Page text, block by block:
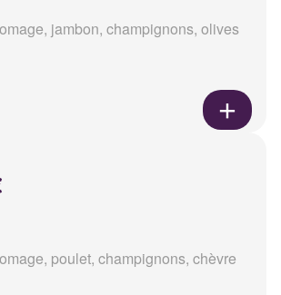
jambon, champignons, olives
poulet, champignons, chèvre